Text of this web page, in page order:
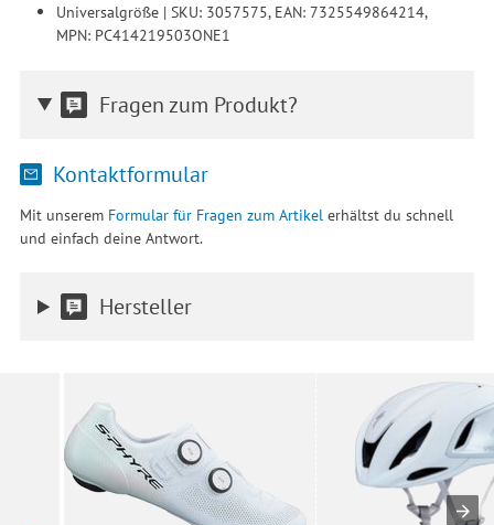
Universalgröße | SKU: 3057575, EAN: 7325549864214,
MPN: PC414219503ONE1
Fragen zum Produkt?
Kontaktformular
Mit unserem Formular für Fragen zum Artikel erhältst du schnell
und einfach deine Antwort.
Hersteller